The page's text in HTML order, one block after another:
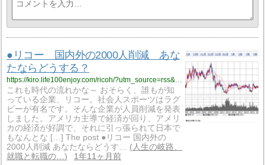
●リコー 国内外の2000人削減 あな
たならどうする？
https://kiro.life100enjoy.com/ricoh/?utm_source=rss&utm_medium=rss&utm_campaign=ricoh
これも時代の流れかな～ おそらく、誰もが知
っている企業、リコー。社会人スポーツはラグ
ビーが有名です。そんな企業が人員削減を発表
しました。アメリカ主導で経済が回り、アメリ
カの経済が好調で、それに引っ張られて日本で
もなんとな […] The post ●リコー 国内外の
2000人削減 あなたならどうす…
人生の岐路、
就職と転職の…
1年11ヶ月前